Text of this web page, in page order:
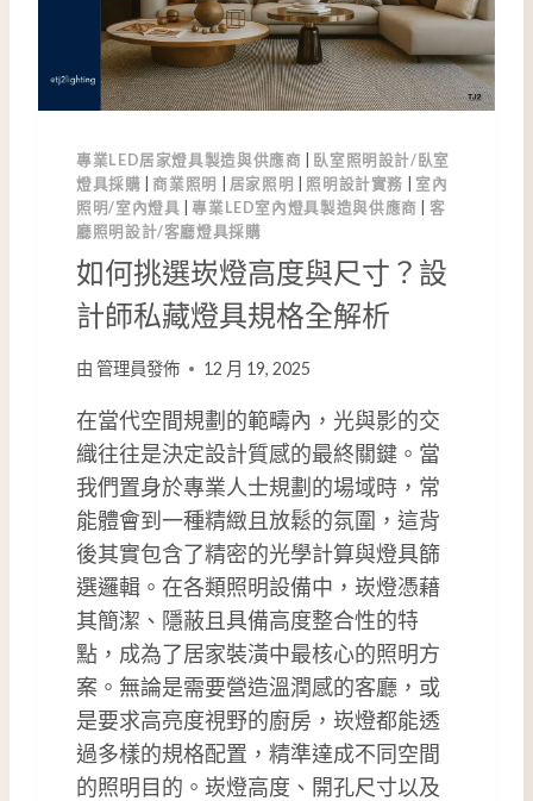
專業LED居家燈具製造與供應商
臥室照明設計/臥室
燈具採購
商業照明 居家照明 照明設計實務
室內
照明/室內燈具 |專業LED室內燈具製造與供應商
客
廳照明設計/客廳燈具採購
如何挑選崁燈高度與尺寸？設
計師私藏燈具規格全解析
由 管理員發佈 12 月 19, 2025
在當代空間規劃的範疇內，光與影的交
織往往是決定設計質感的最終關鍵。當
我們置身於專業人士規劃的場域時，常
能體會到一種精緻且放鬆的氛圍，這背
後其實包含了精密的光學計算與燈具篩
選邏輯。在各類照明設備中，崁燈憑藉
其簡潔、隱蔽且具備高度整合性的特
點，成為了居家裝潢中最核心的照明方
案。無論是需要營造溫潤感的客廳，或
是要求高亮度視野的廚房，崁燈都能透
過多樣的規格配置，精準達成不同空間
的照明目的。崁燈高度、開孔尺寸以及